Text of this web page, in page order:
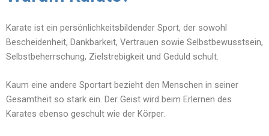
Karate ist ein persönlichkeitsbildender Sport, der sowohl
Bescheidenheit, Dankbarkeit, Vertrauen sowie Selbstbewusstsein,
Selbstbeherrschung, Zielstrebigkeit und Geduld schult.
Kaum eine andere Sportart bezieht den Menschen in seiner
Gesamtheit so stark ein. Der Geist wird beim Erlernen des
Karates ebenso geschult wie der Körper.